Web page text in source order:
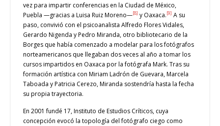
vez para impartir conferencias en la Ciudad de México,
Puebla —gracias a Luisa Ruiz Moreno—[8] y Oaxaca.[9] A su
paso, convivió con el psicoanalista Alfredo Flores Vidales,
Gerardo Nigenda y Pedro Miranda, otro bibliotecario de la
Borges que había comenzado a modelar para los fotógrafos
norteamericanos que llegaban dos veces al año a tomar los
cursos impartidos en Oaxaca por la fotógrafa Mark. Tras su
formación artística con Miriam Ladrón de Guevara, Marcela
Taboada y Patricia Cerezo, Miranda sostendría hasta la fecha
su propia trayectoria.
En 2001 fundé 17, Instituto de Estudios Críticos, cuya
concepción evocó la topología del fotógrafo ciego como